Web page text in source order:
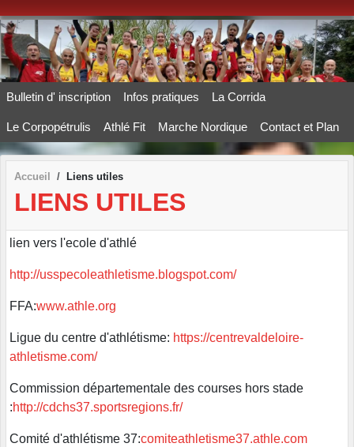
Bulletin d' inscription Infos pratiques La Corrida
Le Corpopétrulis Athlé Fit Marche Nordique Contact et Plan
Accueil Liens utiles
LIENS UTILES
lien vers l'ecole d'athlé
http://usspecoleathletisme.blogspot.com/
FFA:www.athle.org
Ligue du centre d'athlétisme: https://centrevaldeloire-
athletisme.com/
Commission départementale des courses hors stade
:http://cdchs37.sportsregions.fr/
Comité d'athlétisme 37:comiteathletisme37.athle.com